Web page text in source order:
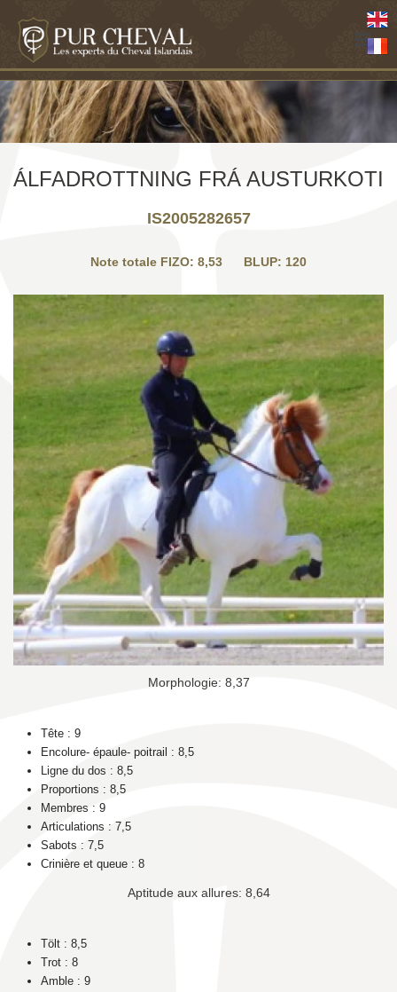
ÁLFADROTTNING FRÁ AUSTURKOTI
IS2005282657
Note totale FIZO: 8,53 BLUP: 120
Morphologie: 8,37
Tête : 9
Encolure- épaule- poitrail : 8,5
Ligne du dos : 8,5
Proportions : 8,5
Membres : 9
Articulations : 7,5
Sabots : 7,5
Crinière et queue : 8
Aptitude aux allures: 8,64
Tölt : 8,5
Trot : 8
Amble : 9